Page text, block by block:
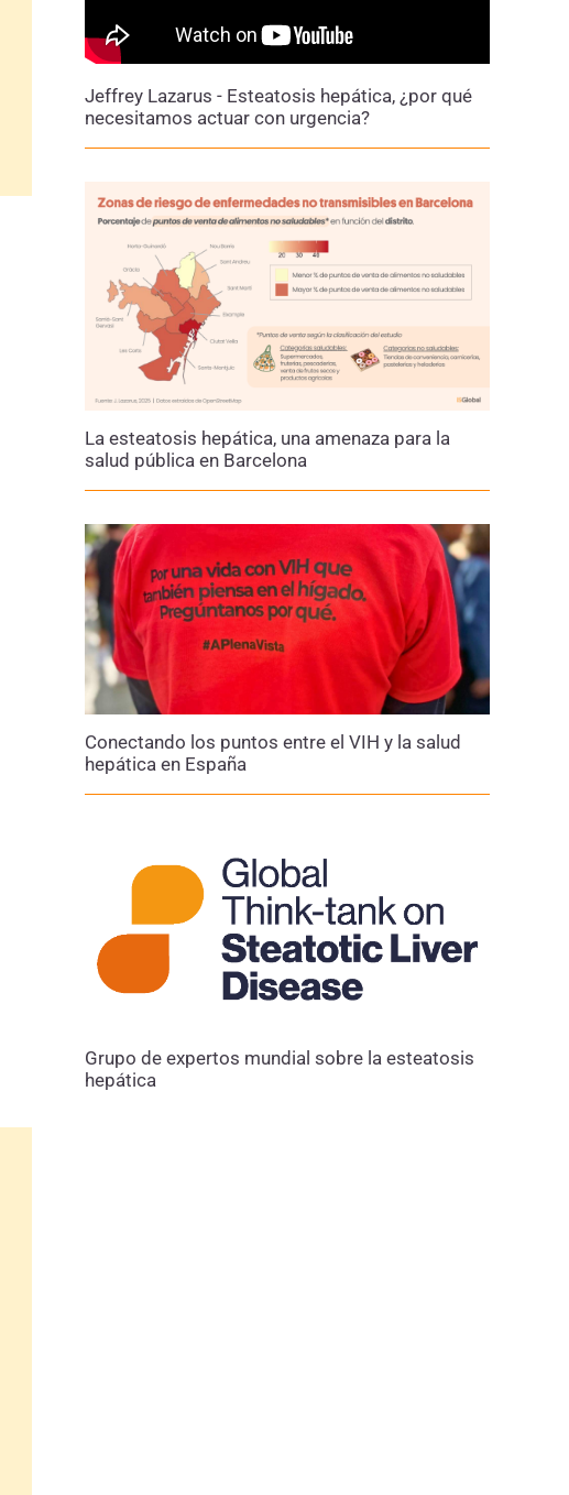
Jeffrey Lazarus - Esteatosis hepática, ¿por qué
necesitamos actuar con urgencia?
La esteatosis hepática, una amenaza para la
salud pública en Barcelona
Conectando los puntos entre el VIH y la salud
hepática en España
Grupo de expertos mundial sobre la esteatosis
hepática